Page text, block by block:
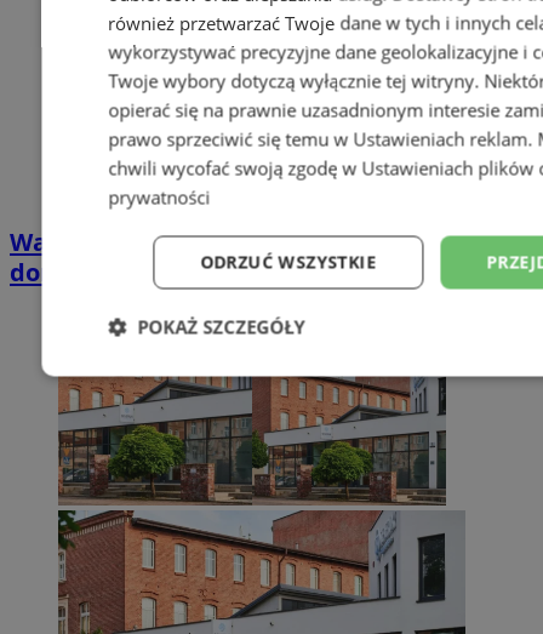
Wakacyjny wypoczynek nad Bałtykiem w
domkach Szmaragdowe Morze
również przetwarzać Twoje dane w tych i innych
wykorzystywać precyzyjne dane geolokalizacyjne i
Twoje wybory dotyczą wyłącznie tej witryny.
opierać się na prawnie uzasadnionym interesie
prawo sprzeciwić się temu w Ustawieniach reklam.
chwili wycofać swoją zgodę w Ustawieniach plików
prywatności
ODRZUĆ WSZYSTKIE
POKAŻ SZCZEGÓŁY
Niezbędne Wydajność
Niesklasyfikowane